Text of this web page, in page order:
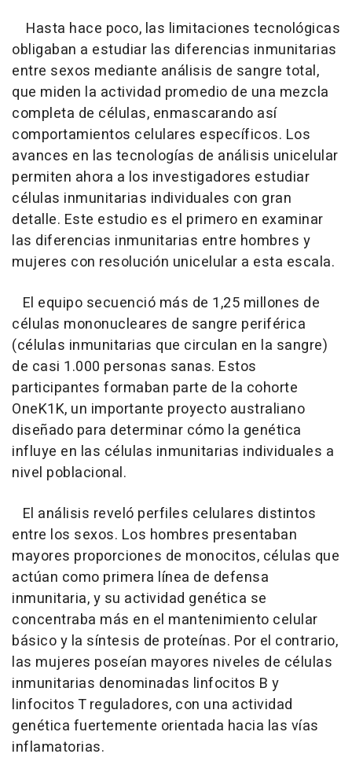
Hasta hace poco, las limitaciones tecnológicas
obligaban a estudiar las diferencias inmunitarias
entre sexos mediante análisis de sangre total,
que miden la actividad promedio de una mezcla
completa de células, enmascarando así
comportamientos celulares específicos. Los
avances en las tecnologías de análisis unicelular
permiten ahora a los investigadores estudiar
células inmunitarias individuales con gran
detalle. Este estudio es el primero en examinar
las diferencias inmunitarias entre hombres y
mujeres con resolución unicelular a esta escala.
El equipo secuenció más de 1,25 millones de
células mononucleares de sangre periférica
(células inmunitarias que circulan en la sangre)
de casi 1.000 personas sanas. Estos
participantes formaban parte de la cohorte
OneK1K, un importante proyecto australiano
diseñado para determinar cómo la genética
influye en las células inmunitarias individuales a
nivel poblacional.
El análisis reveló perfiles celulares distintos
entre los sexos. Los hombres presentaban
mayores proporciones de monocitos, células que
actúan como primera línea de defensa
inmunitaria, y su actividad genética se
concentraba más en el mantenimiento celular
básico y la síntesis de proteínas. Por el contrario,
las mujeres poseían mayores niveles de células
inmunitarias denominadas linfocitos B y
linfocitos T reguladores, con una actividad
genética fuertemente orientada hacia las vías
inflamatorias.